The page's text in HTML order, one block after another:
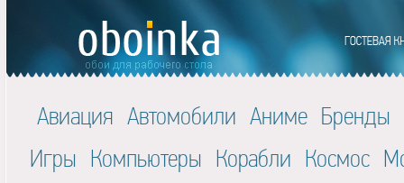
Авиация Автомобили Аниме Бренды
Игры Компьютеры Корабли Космос